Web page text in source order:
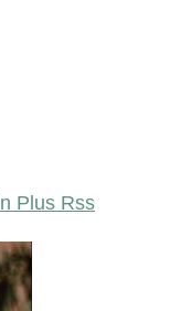
Plus Rss